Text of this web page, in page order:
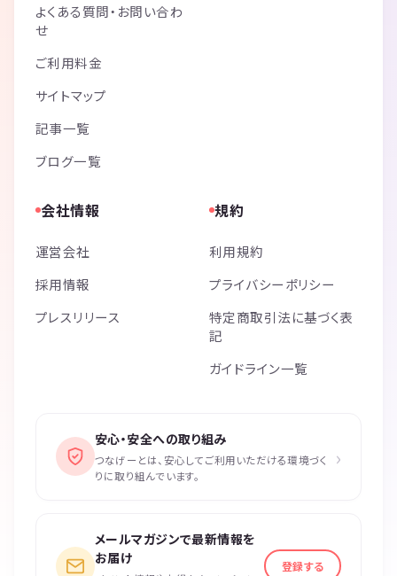
よくある質問・お問い合わ
せ
ご利用料金
サイトマップ
記事一覧
ブログ一覧
会社情報
運営会社
採用情報
プレスリリース
規約
利用規約
プライバシーポリシー
特定商取引法に基づく表
記
ガイドライン一覧
安心・安全への取り組み
つなげーとは、安心してご利用いただける環境づく
りに取り組んでいます。
›
メールマガジンで最新情報を
お届け
登録する